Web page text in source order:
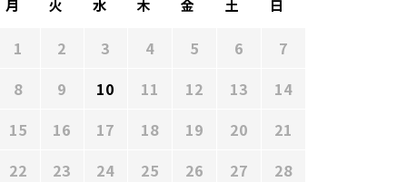
月 火 水 木 金 土 日
1 2 3 4 5 6
7
8
9 10 11 12 13
14
15
16 17 18 19 20
21
22
23 24 25 26 27
28